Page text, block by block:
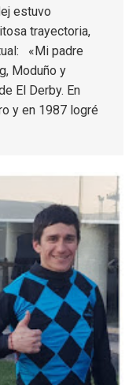
estuvo
trayectoria,
«Mi padre
Moduño y
El Derby. En
y en 1987 logré